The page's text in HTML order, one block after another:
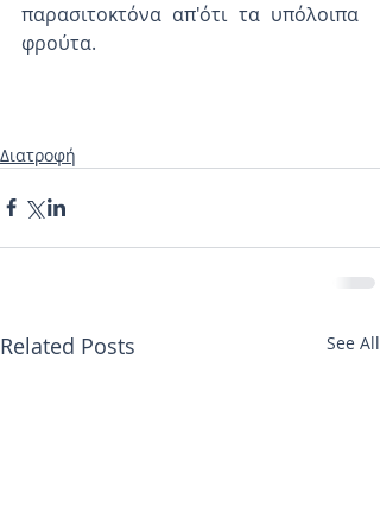
παρασιτοκτόνα απ'ότι τα υπόλοιπα
φρούτα.
Διατροφή
Related Posts See All